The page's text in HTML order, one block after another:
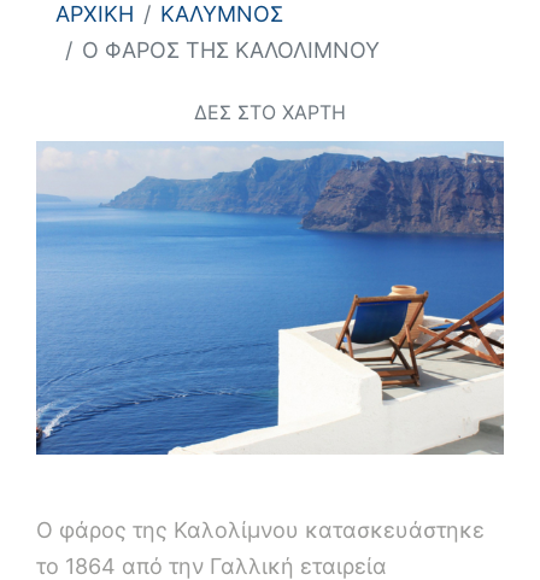
ΑΡΧΙΚΗ
ΚΑΛΥΜΝΟΣ
Ο ΦΑΡΟΣ ΤΗΣ ΚΑΛΟΛΙΜΝΟΥ
ΔΕΣ ΣΤΟ ΧΑΡΤΗ
Ο φάρος της Καλολίμνου κατασκευάστηκε
το 1864 από την Γαλλική εταιρεία